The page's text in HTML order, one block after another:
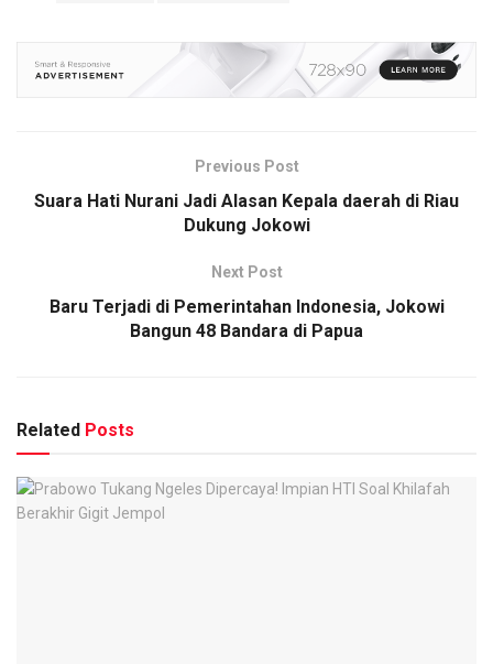
Previous Post
Suara Hati Nurani Jadi Alasan Kepala daerah di Riau
Dukung Jokowi
Next Post
Baru Terjadi di Pemerintahan Indonesia, Jokowi
Bangun 48 Bandara di Papua
Related Posts